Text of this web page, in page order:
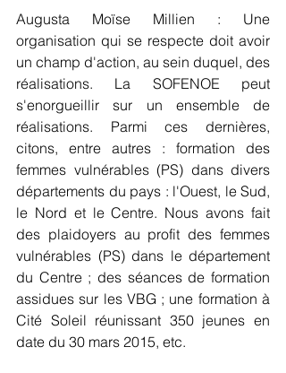
Augusta Moïse Millien : Une
organisation qui se respecte doit avoir
un champ d'action, au sein duquel, des
réalisations. La SOFENOE peut
s'enorgueillir sur un ensemble de
réalisations. Parmi ces dernières,
citons, entre autres : formation des
femmes vulnérables (PS) dans divers
départements du pays : l'Ouest, le Sud,
le Nord et le Centre. Nous avons fait
des plaidoyers au profit des femmes
vulnérables (PS) dans le département
du Centre ; des séances de formation
assidues sur les VBG ; une formation à
Cité Soleil réunissant 350 jeunes en
date du 30 mars 2015, etc.